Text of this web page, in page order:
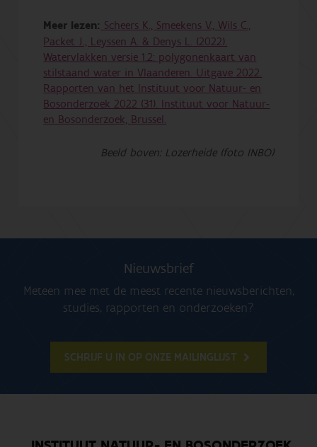
Meer lezen: Scheers K., Smeekens V., Wils C.,
Packet J., Leyssen A. & Denys L. (2022).
Watervlakken versie 1.2: polygonenkaart van
stilstaand water in Vlaanderen. Uitgave 2022.
Rapporten van het Instituut voor Natuur- en
Bosonderzoek 2022 (31). Instituut voor Natuur-
en Bosonderzoek, Brussel.
Beeld boven: Lozerheide (foto INBO)
Nieuwsbrief
Meteen mee met de meest recente nieuwsberichten,
studies, rapporten en onderzoeken?
SCHRIJF U IN OP ONZE MAILINGLIJST